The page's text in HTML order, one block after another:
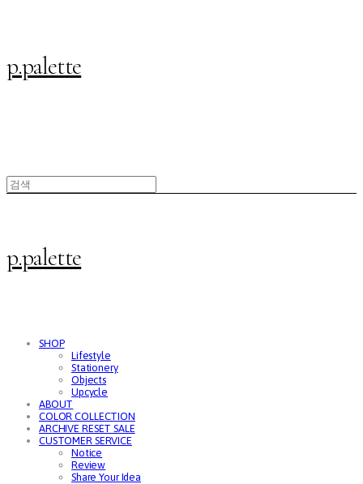
p.palette
p.palette
SHOP
Lifestyle
Stationery
Objects
Upcycle
ABOUT
COLOR COLLECTION
ARCHIVE RESET SALE
CUSTOMER SERVICE
Notice
Review
Share Your Idea